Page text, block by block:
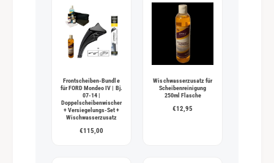
Frontscheiben-Bundle
für FORD Mondeo IV | Bj.
07-14 |
Doppelscheibenwischer
+ Versiegelungs-Set +
Wischwasserzusatz
€115,00
Wischwasserzusatz für
Scheibenreinigung
250ml Flasche
€12,95